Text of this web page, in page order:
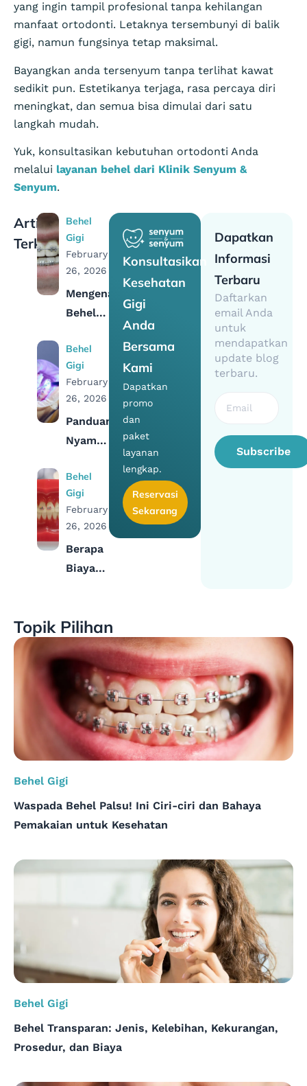
yang ingin tampil profesional tanpa kehilangan
manfaat ortodonti. Letaknya tersembunyi di balik
gigi, namun fungsinya tetap maksimal.
Bayangkan anda tersenyum tanpa terlihat kawat
sedikit pun. Estetikanya terjaga, rasa percaya diri
meningkat, dan semua bisa dimulai dari satu
langkah mudah.
Yuk, konsultasikan kebutuhan ortodonti Anda
melalui layanan behel dari Klinik Senyum &
Senyum.
Artikel
Terkait
Behel
Gigi
February
26, 2026
Mengenal
Behel
Antara
Manfaat
Behel
Gigi
February
26, 2026
Panduan
Nyaman
Gigi
dan
Bulan
Ramadhan
Behel
Gigi
February
26, 2026
Berapa
Biaya
Ini
Rincian
Lengkapnya
Dapatkan
Informasi
Terbaru
Daftarkan
email Anda
untuk
mendapatkan
update blog
terbaru.
Subscribe
Konsultasikan
Kesehatan
Gigi
Anda
Bersama
Kami
Dapatkan
promo
dan
paket
layanan
lengkap.
Reservasi
Sekarang
Topik Pilihan
Behel Gigi
Waspada Behel Palsu! Ini Ciri-ciri dan Bahaya
Pemakaian untuk Kesehatan
Behel Gigi
Behel Transparan: Jenis, Kelebihan, Kekurangan,
Prosedur, dan Biaya